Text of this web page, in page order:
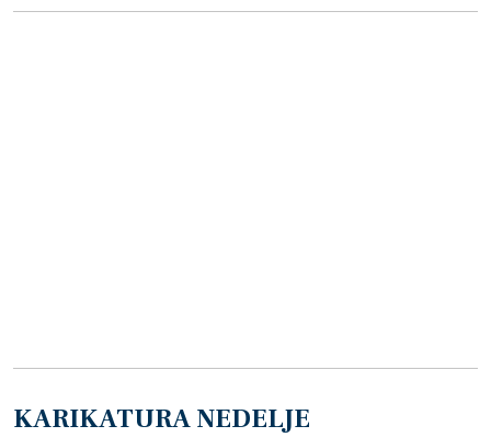
KARIKATURA NEDELJE